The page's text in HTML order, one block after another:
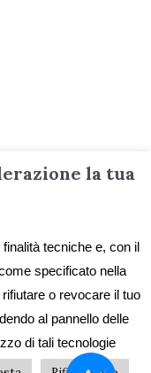
e testi sono
la tua
tecniche e, con il
specificato nella
o revocare il tuo
al pannello delle
di tali tecnologie